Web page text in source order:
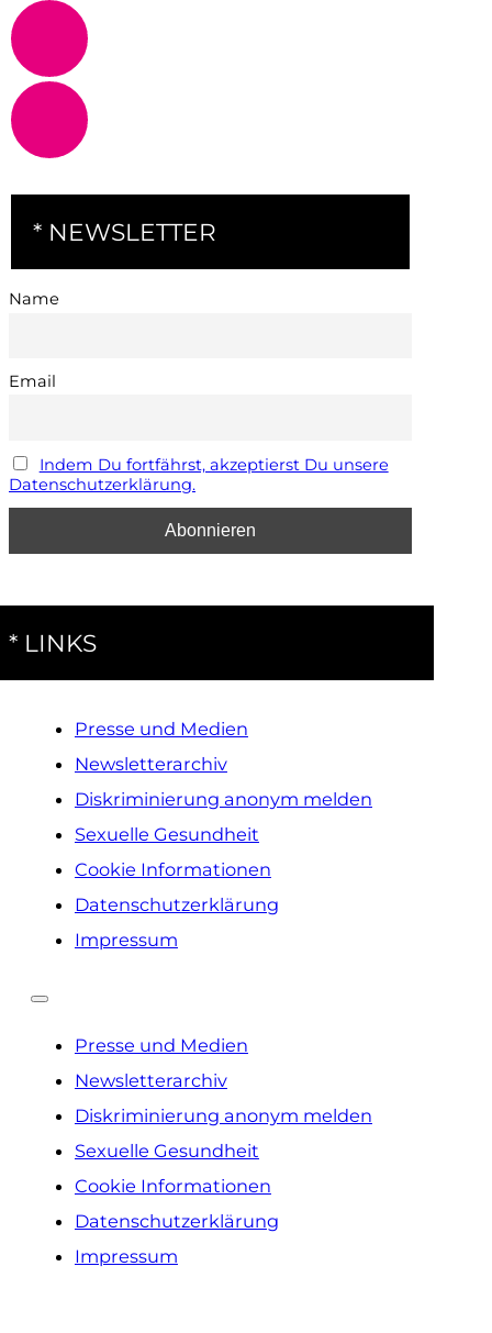
* NEWSLETTER
Name
Email
Indem Du fortfährst, akzeptierst Du unsere
Datenschutzerklärung.
* LINKS
Presse und Medien
Newsletterarchiv
Diskriminierung anonym melden
Sexuelle Gesundheit
Cookie Informationen
Datenschutzerklärung
Impressum
Presse und Medien
Newsletterarchiv
Diskriminierung anonym melden
Sexuelle Gesundheit
Cookie Informationen
Datenschutzerklärung
Impressum